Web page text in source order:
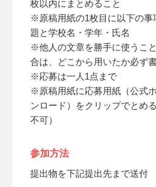
枚以内にまとめること
※原稿用紙の1枚目に以下の事
題と学校名・学年・氏名
※他人の文章を勝手に使うこ
合は、どこから用いたか必ず
※応募は一人1点まで
※原稿用紙に応募用紙（公式
ンロード）をクリップでとめ
不可）
参加方法
提出物を下記提出先まで送付